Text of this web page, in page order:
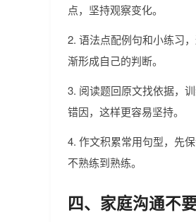
点，坚持观察变化。
2. 语法点配例句和小练习
渐形成自己的判断。
3. 阅读题回原文找依据，
错因，这样更容易坚持。
4. 作文积累常用句型，先
不熟练到熟练。
四、家庭沟通不